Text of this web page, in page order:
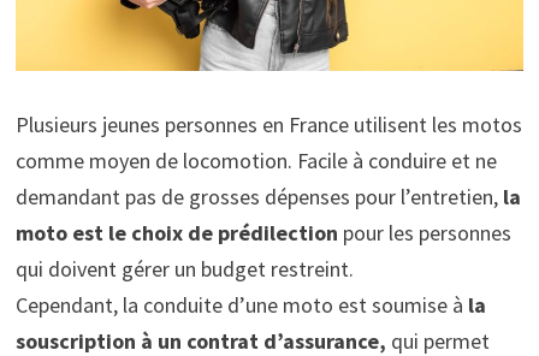
Plusieurs jeunes personnes en France utilisent les motos
comme moyen de locomotion. Facile à conduire et ne
demandant pas de grosses dépenses pour l’entretien, la
moto est le choix de prédilection pour les personnes
qui doivent gérer un budget restreint.
Cependant, la conduite d’une moto est soumise à la
souscription à un contrat d’assurance, qui permet